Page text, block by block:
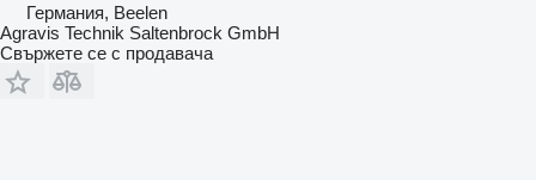
Германия, Beelen
Agravis Technik Saltenbrock GmbH
Свържете се с продавача